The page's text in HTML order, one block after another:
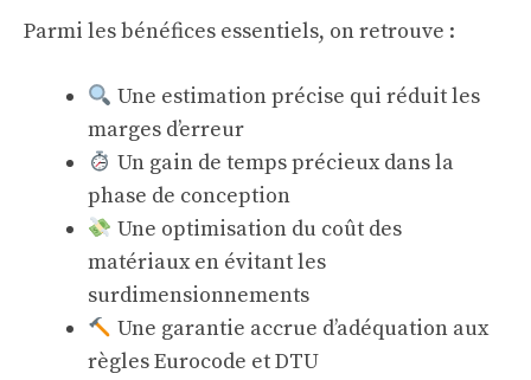
Parmi les bénéfices essentiels, on retrouve :
Une estimation précise qui réduit les
marges d’erreur
Un gain de temps précieux dans la
phase de conception
Une optimisation du coût des
matériaux en évitant les
surdimensionnements
Une garantie accrue d’adéquation aux
règles Eurocode et DTU